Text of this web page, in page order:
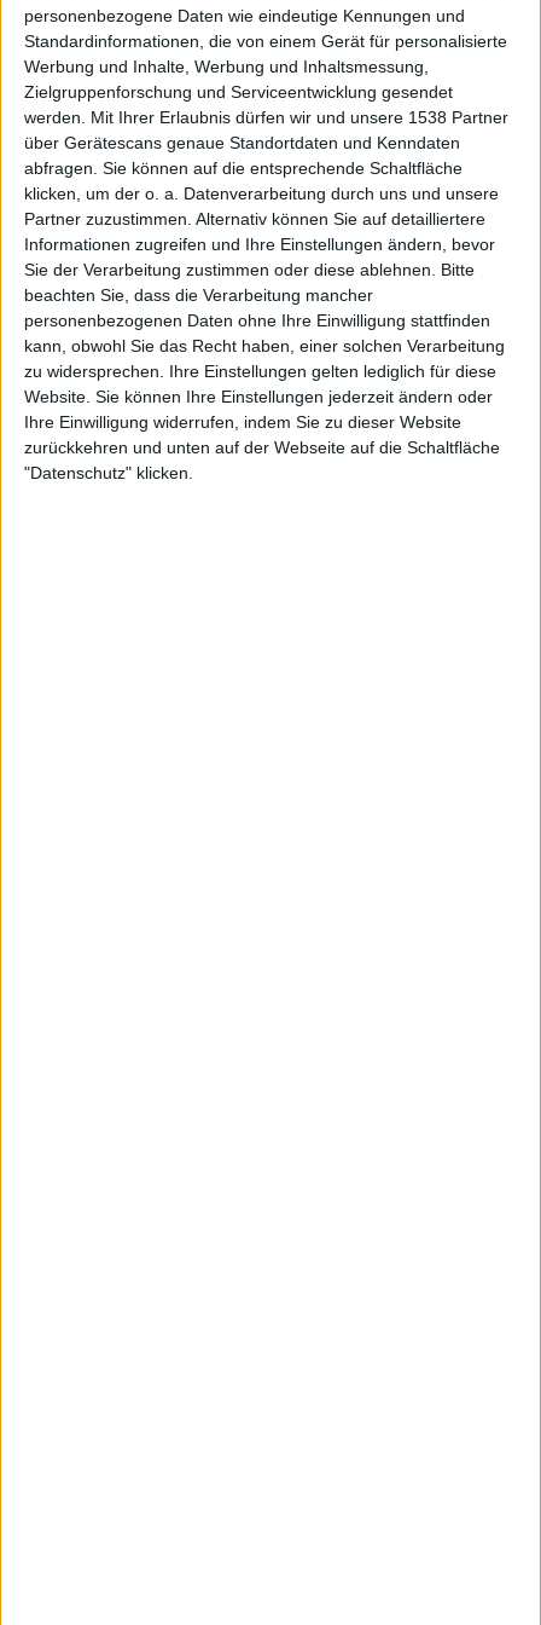
personenbezogene Daten wie eindeutige Kennungen und
Standardinformationen, die von einem Gerät für personalisierte
Werbung und Inhalte, Werbung und Inhaltsmessung,
Zielgruppenforschung und Serviceentwicklung gesendet
werden.
Mit Ihrer Erlaubnis dürfen wir und unsere 1538 Partner
über Gerätescans genaue Standortdaten und Kenndaten
abfragen. Sie können auf die entsprechende Schaltfläche
klicken, um der o. a. Datenverarbeitung durch uns und unsere
Partner zuzustimmen. Alternativ können Sie auf detailliertere
Informationen zugreifen und Ihre Einstellungen ändern, bevor
Sie der Verarbeitung zustimmen oder diese ablehnen.
Bitte
beachten Sie, dass die Verarbeitung mancher
personenbezogenen Daten ohne Ihre Einwilligung stattfinden
kann, obwohl Sie das Recht haben, einer solchen Verarbeitung
zu widersprechen. Ihre Einstellungen gelten lediglich für diese
Website. Sie können Ihre Einstellungen jederzeit ändern oder
Ihre Einwilligung widerrufen, indem Sie zu dieser Website
zurückkehren und unten auf der Webseite auf die Schaltfläche
"Datenschutz" klicken.
Abzocke den Fans gegenüber! Wir haben uns also zur
Aufgabe gemacht, die Texte aus heutiger Sicht
musikalisch neu zu interpretieren. Das war eine sehr
spannende Aufgabe – und das Ergebnis kann sich, so
meine ich jedenfalls, durchaus hören und sehen lassen!
Im Rahmen des exklusiven Tracks „Horizont“ wird auch
ein Saxophon zu hören sein. Was hat dich dazu bewogen,
dieses ja doch eher „szene-untypische“ Instrument
einzusetzen?
Das ist eine ganz unromantische Story: Ich wollte einfach
etwas ganz untypisches auf „10 x 10“ ausprobieren. Also
keine altbekannten „Szene-Gäste“, die man auf jedem
zweiten Sampler auch hören kann (X mixt Y, dafür mixt Y
dann mal wieder X, und Z macht von beiden mal einen
Remix…gähn!). Da das Saxophon m.E. nach ein echt